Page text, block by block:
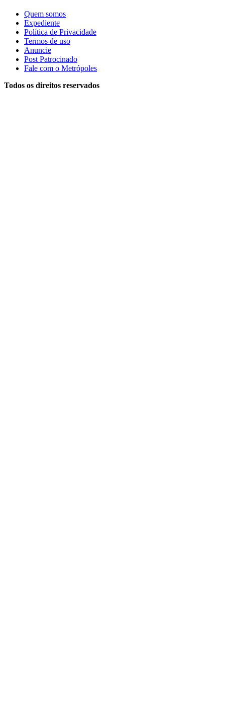
Quem somos
Expediente
Política de Privacidade
Termos de uso
Anuncie
Post Patrocinado
Fale com o Metrópoles
Todos os direitos reservados